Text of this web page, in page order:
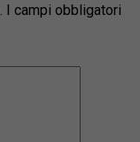
I campi obbligatori